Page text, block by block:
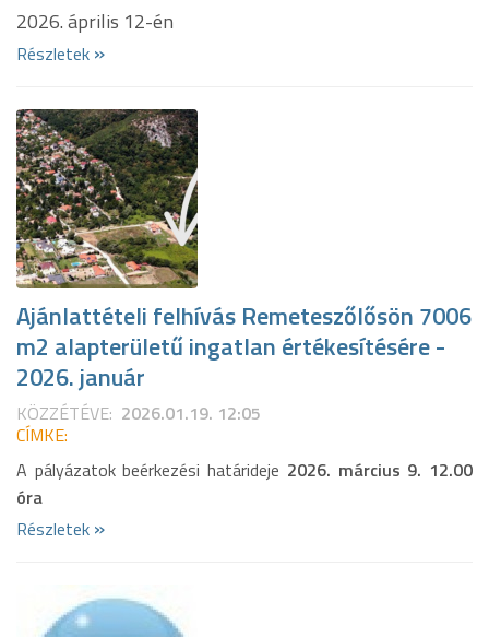
2026. április 12-én
Részletek »
Ajánlattételi felhívás Remeteszőlősön 7006
m2 alapterületű ingatlan értékesítésére -
2026. január
KÖZZÉTÉVE: 2026.01.19. 12:05
CÍMKE:
A pályázatok beérkezési határideje 2026. március 9. 12.00
óra
Részletek »